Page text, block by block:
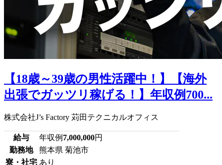
【18歳～39歳の男性活躍中！】【海外
出張でガッツリ稼げる！】年収例700...
株式会社J’s Factory 苅田テクニカルオフィス
給与 年収例 7,000,000円
勤務地
熊本県 菊池市
寮・社宅 あり